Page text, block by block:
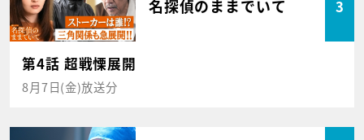
名探偵のままでいて 3
第4話 超戦慄展開
8月7日(金)放送分